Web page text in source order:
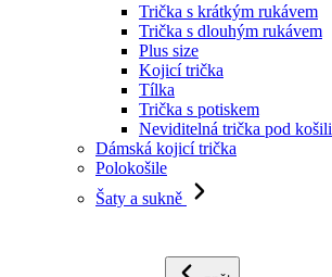
Trička s krátkým rukávem
Trička s dlouhým rukávem
Plus size
Kojicí trička
Tílka
Trička s potiskem
Neviditelná trička pod košili
Dámská kojicí trička
Polokošile
Šaty a sukně